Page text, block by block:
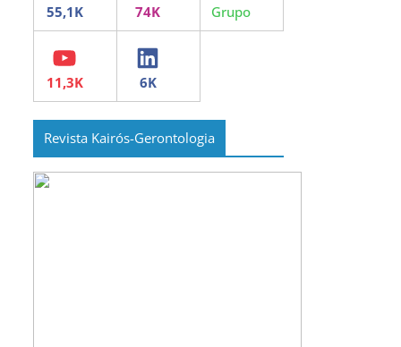
YouTube LinkedIn
Revista Kairós-Gerontologia